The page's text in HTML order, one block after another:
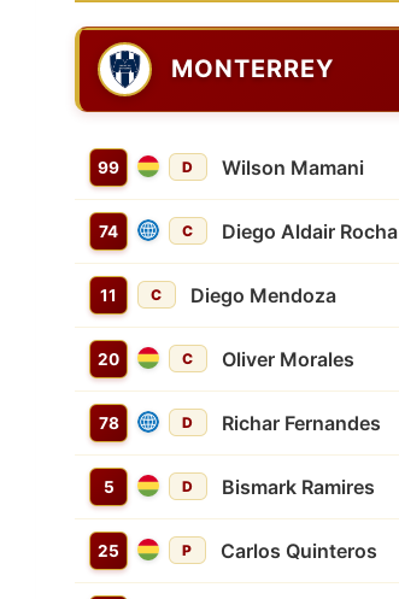
MONTERREY
99 D Wilson Mamani
74 C Diego Aldair Rocha
11 C Diego Mendoza
20 C Oliver Morales
78 D Richar Fernandes
5 D Bismark Ramires
25 P Carlos Quinteros